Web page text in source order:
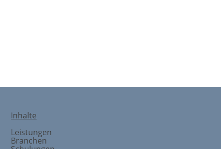
Inhalte
Leistungen
Branchen